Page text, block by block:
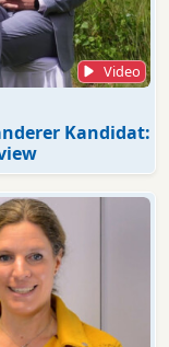
Video
Kandidat: